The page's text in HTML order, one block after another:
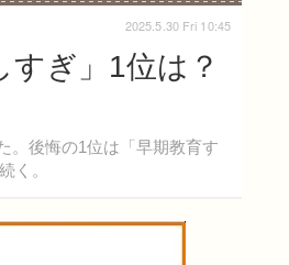
ぎ」1位は？
。後悔の1位は「早期教育す
く。
2025.5.30 Fri 10:45